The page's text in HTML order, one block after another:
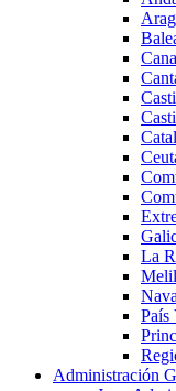
La
País
Administración